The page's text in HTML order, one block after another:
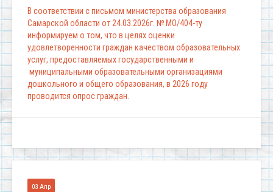
В соответствии с письмом министерства образования
Самарской области от 24.03.2026г. № МО/404-ту
информируем о том, что в целях оценки
удовлетворенности граждан качеством образовательных
услуг, предоставляемых государственными и
муниципальными образовательными организациями
дошкольного и общего образования, в 2026 году
проводится опрос граждан.
03 Апр